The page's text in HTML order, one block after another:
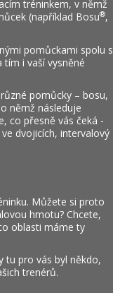
tréninkem, v němž
(například Bosu®,
pomůckami spolu s
i vaší vysněné
pomůcky – bosu,
němž následuje
co přesně vás čeká -
dvojicích, intervalový
Můžete si proto
hmotu? Chcete,
oblasti máme ty
tu pro vás byl někdo,
trenérů.